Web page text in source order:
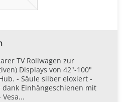
TV Rollwagen zur
Displays von 42"-100"
- Säule silber eloxiert -
Einhängeschienen mit